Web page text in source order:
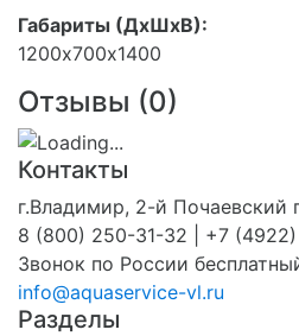
Габариты (ДхШхВ):
1200х700х1400
Отзывы (0)
Контакты
г.Владимир, 2-й Почаевский
8 (800) 250-31-32 | +7
Звонок по России
info@aquaservice-vl.ru
Разделы